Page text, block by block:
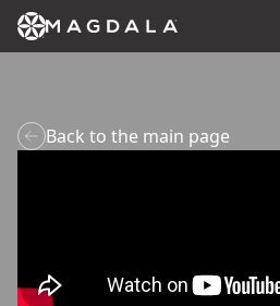
Back to the main page